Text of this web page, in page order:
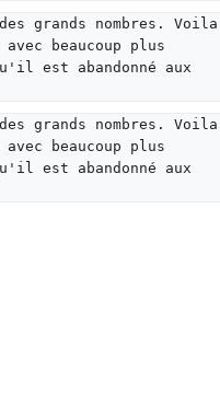
grands nombres. Voila
beaucoup plus
est abandonné aux
grands nombres. Voila
beaucoup plus
est abandonné aux